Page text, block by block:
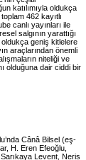
katılımıyla oldukça
462 kayıtlı
canlı yayınları ile
salgının yarattığı
geniş kitlelere
araçlarından önemli
niteliği ve
olduğuna dair ciddi bir
Cânâ Bilsel (eş-
H. Eren Efeoğlu,
Levent, Neris